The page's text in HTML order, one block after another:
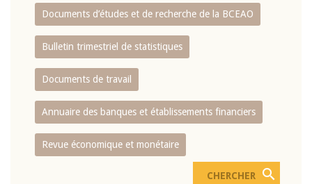
Documents d’études et de recherche de la BCEAO
Bulletin trimestriel de statistiques
Documents de travail
Annuaire des banques et établissements financiers
Revue économique et monétaire